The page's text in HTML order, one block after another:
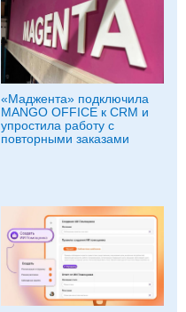
«Маджента» подключила
MANGO OFFICE к CRM и
упростила работу с
повторными заказами